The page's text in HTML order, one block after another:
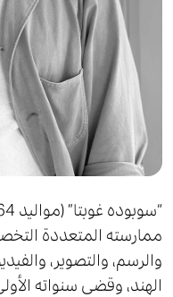
ممارسته المتعددة
والرسم، والتصوير،
الهند، وقضى سنواته